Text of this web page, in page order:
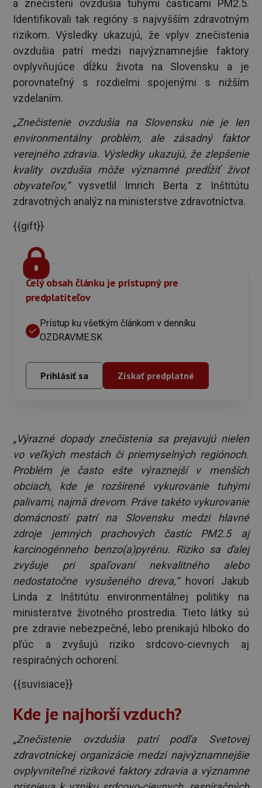
a znečistení ovzdušia tuhými časticami PM2.5.
Identifikovali tak regióny s najvyšším zdravotným
rizikom. Výsledky ukazujú, že vplyv znečistenia
ovzdušia patrí medzi najvýznamnejšie faktory
ovplyvňujúce dĺžku života na Slovensku a je
porovnateľný s rozdielmi spojenými s nižším
vzdelaním.
„Znečistenie ovzdušia na Slovensku nie je len
environmentálny problém, ale zásadný faktor
verejného zdravia. Výsledky ukazujú, že zlepšenie
kvality ovzdušia môže významné predĺžiť život
obyvateľov,“vysvetlil Imrich Berta z Inštitútu
zdravotných analýz na ministerstve zdravotníctva.
{{gift}}
Celý obsah článku je prístupný pre
predplatiteľov
Prístup ku všetkým článkom v denníku
OZDRAVME.SK
Prihlásiť sa Získať predplatné
„Výrazné dopady znečistenia sa prejavujú nielen
vo veľkých mestách či priemyselných regiónoch.
Problém je často ešte výraznejší v menších
obciach, kde je rozšírené vykurovanie tuhými
palivami, najmä drevom. Práve takéto vykurovanie
domácností patrí na Slovensku medzi hlavné
zdroje jemných prachových častíc PM2.5 aj
karcinogénneho benzo(a)pyrénu. Riziko sa ďalej
zvyšuje pri spaľovaní nekvalitného alebo
nedostatočne vysušeného dreva,“hovorí Jakub
Linda z Inštitútu environmentálnej politiky na
ministerstve životného prostredia. Tieto látky sú
pre zdravie nebezpečné, lebo prenikajú hlboko do
pľúc a zvyšujú riziko srdcovo-cievnych aj
respiračných ochorení.
{{suvisiace}}
Kde je najhorší vzduch?
„Znečistenie ovzdušia patrí podľa Svetovej
zdravotníckej organizácie medzi najvýznamnejšie
ovplyvniteľné rizikové faktory zdravia a významne